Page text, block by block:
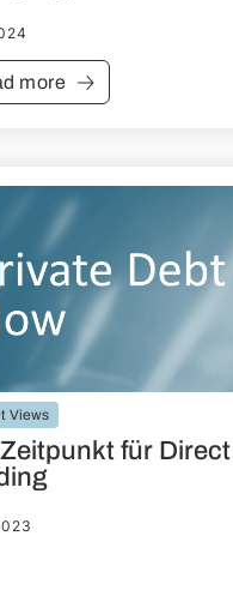
more
Views
für Direct